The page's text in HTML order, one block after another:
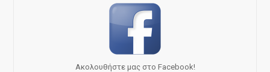
Ακολουθήστε μας στο Facebook!